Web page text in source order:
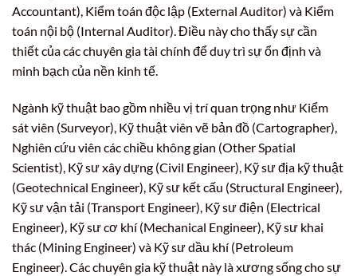
Accountant), Kiểm toán độc lập (External Auditor) và Kiểm
toán nội bộ (Internal Auditor). Điều này cho thấy sự cần
thiết của các chuyên gia tài chính để duy trì sự ổn định và
minh bạch của nền kinh tế.
Ngành kỹ thuật bao gồm nhiều vị trí quan trọng như Kiểm
sát viên (Surveyor), Kỹ thuật viên vẽ bản đồ (Cartographer),
Nghiên cứu viên các chiều không gian (Other Spatial
Scientist), Kỹ sư xây dựng (Civil Engineer), Kỹ sư địa kỹ thuật
(Geotechnical Engineer), Kỹ sư kết cấu (Structural Engineer),
Kỹ sư vận tải (Transport Engineer), Kỹ sư điện (Electrical
Engineer), Kỹ sư cơ khí (Mechanical Engineer), Kỹ sư khai
thác (Mining Engineer) và Kỹ sư dầu khí (Petroleum
Engineer). Các chuyên gia kỹ thuật này là xương sống cho sự